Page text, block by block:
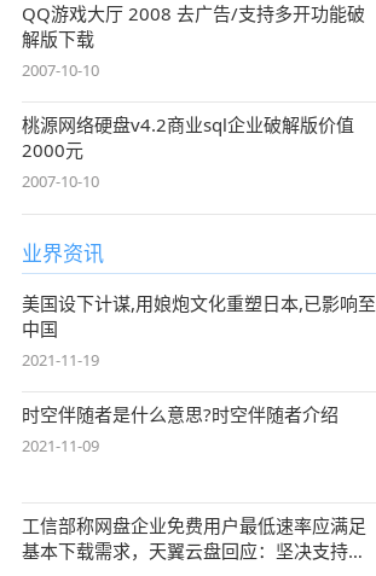
QQ游戏大厅 2008 去广告/支持多开功能破
解版下载
2007-10-10
桃源网络硬盘v4.2商业sql企业破解版价值
2000元
2007-10-10
业界资讯
美国设下计谋,用娘炮文化重塑日本,已影响至
中国
2021-11-19
时空伴随者是什么意思?时空伴随者介绍
2021-11-09
工信部称网盘企业免费用户最低速率应满足
基本下载需求，天翼云盘回应：坚决支持，